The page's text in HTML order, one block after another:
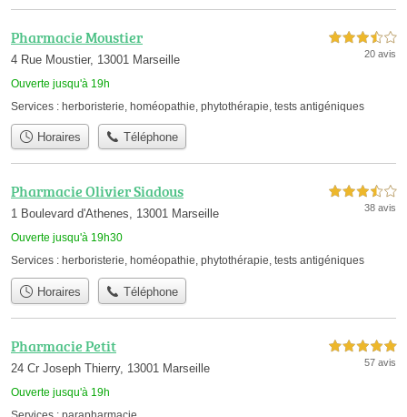
Pharmacie Moustier
4 Rue Moustier, 13001 Marseille
Ouverte jusqu'à 19h
3,5 étoiles sur 5
20 avis
Services : herboristerie, homéopathie, phytothérapie, tests antigéniques
Horaires Téléphone
Pharmacie Olivier Siadous
1 Boulevard d'Athenes, 13001 Marseille
Ouverte jusqu'à 19h30
3,5 étoiles sur 5
38 avis
Services : herboristerie, homéopathie, phytothérapie, tests antigéniques
Horaires Téléphone
Pharmacie Petit
24 Cr Joseph Thierry, 13001 Marseille
Ouverte jusqu'à 19h
5,0 étoiles sur 5
57 avis